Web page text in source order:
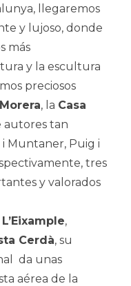
llegaremos
y lujoso, donde
más
y la escultura
preciosos
, la Casa
autores tan
Muntaner, Puig i
tres
y valorados
L’Eixample,
Cerdà, su
da unas
aérea de la